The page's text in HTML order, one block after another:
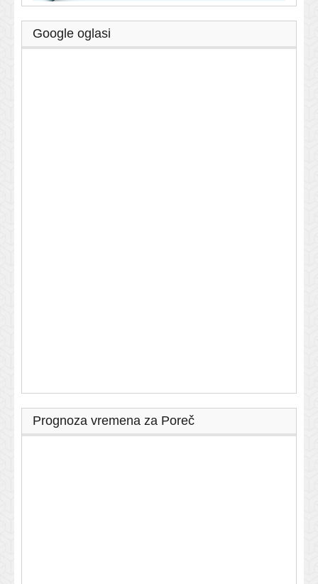
Google oglasi
Prognoza vremena za Poreč